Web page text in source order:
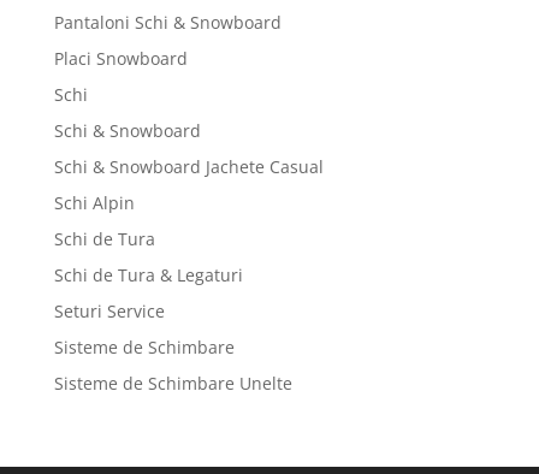
Pantaloni Schi & Snowboard
Placi Snowboard
Schi
Schi & Snowboard
Schi & Snowboard Jachete Casual
Schi Alpin
Schi de Tura
Schi de Tura & Legaturi
Seturi Service
Sisteme de Schimbare
Sisteme de Schimbare Unelte